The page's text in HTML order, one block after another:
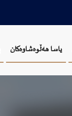
یاسا هەڵوەشاوەکان